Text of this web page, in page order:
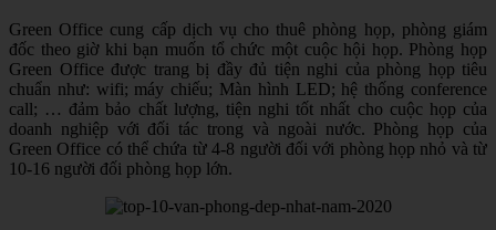
Green Office cung cấp dịch vụ cho thuê phòng họp, phòng giám
đốc theo giờ khi bạn muốn tổ chức một cuộc hội họp. Phòng họp
Green Office được trang bị đầy đủ tiện nghi của phòng họp tiêu
chuẩn như: wifi; máy chiếu; Màn hình LED; hệ thống conference
call; … đảm bảo chất lượng, tiện nghi tốt nhất cho cuộc họp của
doanh nghiệp với đối tác trong và ngoài nước. Phòng họp của
Green Office có thể chứa từ 4-8 người đối với phòng họp nhỏ và từ
10-16 người đối phòng họp lớn.